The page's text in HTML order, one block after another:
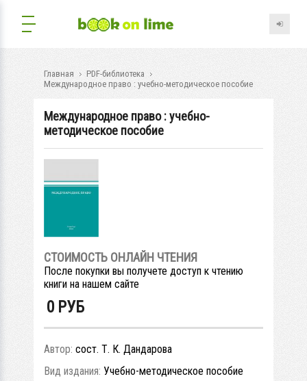
Главная
PDF-библиотека
Международное право : учебно-методическое пособие
Международное право : учебно-
методическое пособие
СТОИМОСТЬ ОНЛАЙН ЧТЕНИЯ
После покупки вы получете доступ к чтению
книги на нашем сайте
0 РУБ
Автор: сост. Т. К. Дандарова
Вид издания: Учебно-методическое пособие